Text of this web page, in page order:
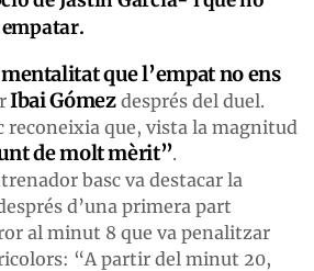
que l’empat no ens
Ibai Gómezdesprés del duel.
reconeixia que, vista la magnitud
de molt mèrit”.
basc va destacar la
d’una primera part
al minut 8 que va penalitzar
“A partir del minut 20,